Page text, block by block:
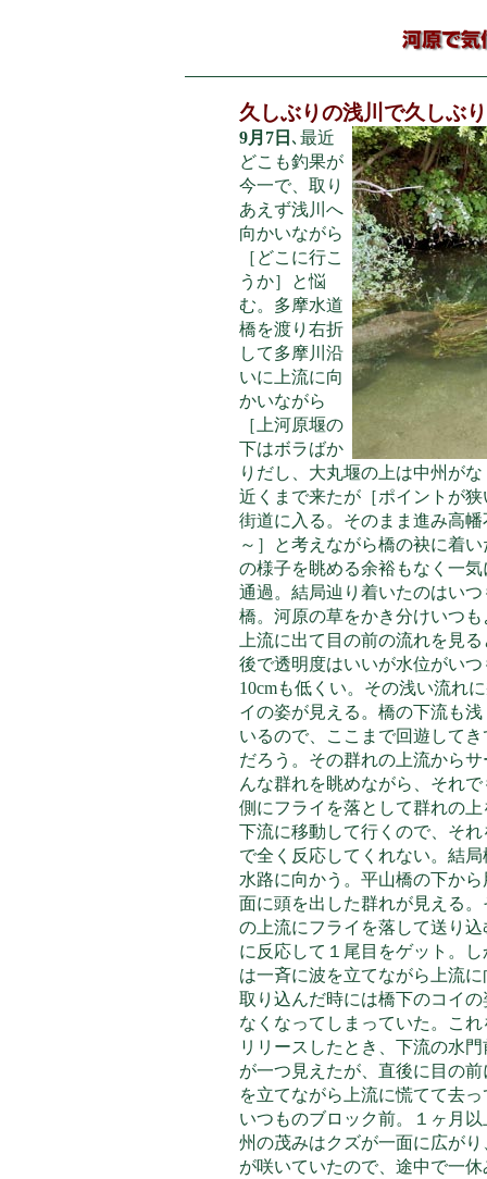
久しぶりの浅川で久しぶ
9月7日 ､最近
どこも釣果が
今一で、取り
あえず浅川へ
向かいながら
［どこに行こ
うか］と悩
む。多摩水道
橋を渡り右折
して多摩川沿
いに上流に向
かいながら
［上河原堰の
下はボラばか
りだし、大丸堰の上は中州が
近くまで来たが［ポイントが
街道に入る。そのまま進み高
～］と考えながら橋の袂に着
の様子を眺める余裕もなく一
通過。結局辿り着いたのはいつ
橋。河原の草をかき分けいつも
上流に出て目の前の流れを見
後で透明度はいいが水位がいつ
10cmも低くい。その浅い流れ
イの姿が見える。橋の下流も
いるので、ここまで回遊して
だろう。その群れの上流から
んな群れを眺めながら、それ
側にフライを落として群れの
下流に移動して行くので、そ
で全く反応してくれない。結
水路に向かう。平山橋の下か
面に頭を出した群れが見える。
の上流にフライを落して送り込
に反応して１尾目をゲット。
は一斉に波を立てながら上流
取り込んだ時には橋下のコイの
なくなってしまっていた。こ
リリースしたとき、下流の水
が一つ見えたが、直後に目の
を立てながら上流に慌てて去
いつものブロック前。１ヶ月
州の茂みはクズが一面に広が
が咲いていたので、途中で一